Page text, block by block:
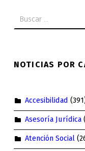
NOTICIAS POR
Accesibilidad
Asesoría Jurídica
Atención Social